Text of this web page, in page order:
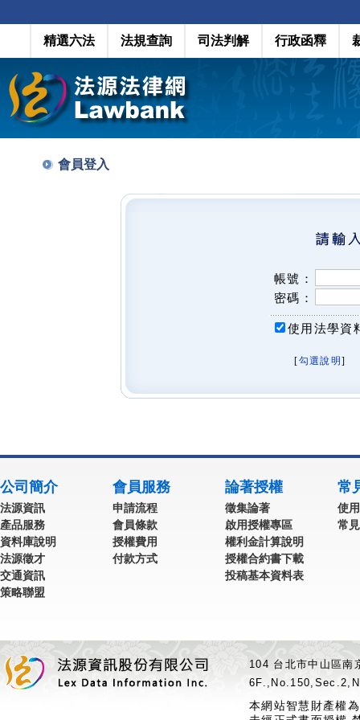
精選六法 法規查詢 司法判解 行政函釋
會員登入
帳號：
密碼：
使用法學資
[勾選說明 ]
公司簡介
法源資訊
產品服務
資料庫說明
法源徵才
交通資訊
策略聯盟
會員服務
申請流程
會員條款
授權費用
付款方式
論著授權
徵集論著
啟用授權專區
權利金計算說明
授權合約書下載
投稿基本資料表
常
使
常
104 台北市中山區
本網站智慧財產權